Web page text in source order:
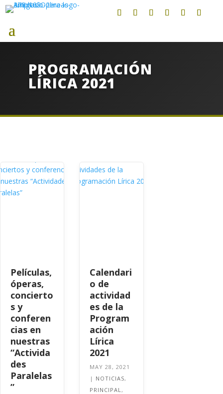
PROGRAMACIÓN
LÍRICA 2021
Películas,
óperas,
concierto
s y
conferen
cias en
nuestras
“Activida
des
Paralelas
”
Calendari
o de
actividad
es de la
Program
ación
Lírica
2021
MAY 28, 2021
| NOTICIAS,
PRINCIPAL,